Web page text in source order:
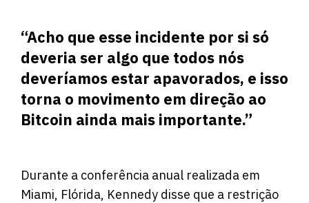
“Acho que esse incidente por si só
deveria ser algo que todos nós
deveríamos estar apavorados, e isso
torna o movimento em direção ao
Bitcoin ainda mais importante.”
Durante a conferência anual realizada em
Miami, Flórida, Kennedy disse que a restrição